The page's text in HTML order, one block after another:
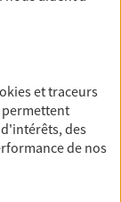
de
Découvrez
et traceurs
des
de nos